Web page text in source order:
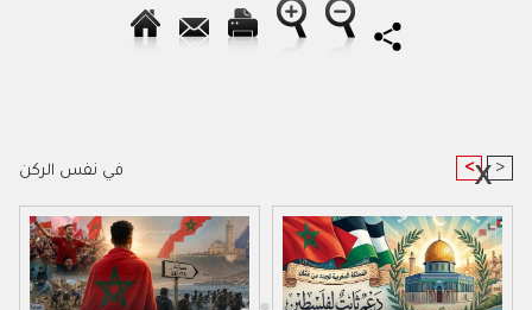
في نفس الركن < >